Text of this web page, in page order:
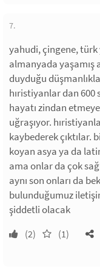
7.
yahudi, çingene, türk
almanyada
duyduğu
hıristiyanlar dan 600
hayatı zindan
uğraşıyor.
kaybederek çıktılar.
koyan asya ya da
ama onlar da çok
aynı son onları da
bulunduğumuz
şiddetli olacak
(2) (1)